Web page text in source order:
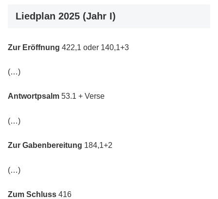
Liedplan 2025 (Jahr I)
Zur Eröffnung 422,1 oder 140,1+3
(…)
Antwortpsalm 53.1 + Verse
(…)
Zur Gabenbereitung 184,1+2
(…)
Zum Schluss 416